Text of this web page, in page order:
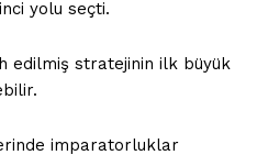
yolu seçti.
edilmiş stratejinin ilk büyük
imparatorluklar